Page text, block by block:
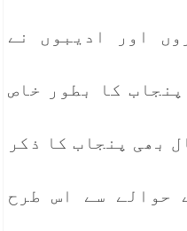
اور ادیبوں نے
پنجاب کا بطور خاص
بھی پنجاب کا ذکر
حوالے سے اس طرح